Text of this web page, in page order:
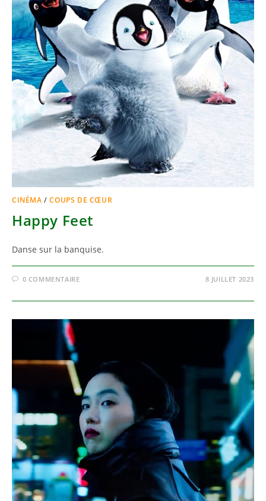
CINÉMA /COUPS DE CŒUR
Happy Feet
Danse sur la banquise.
0 COMMENTAIRE 8 JUILLET 2023